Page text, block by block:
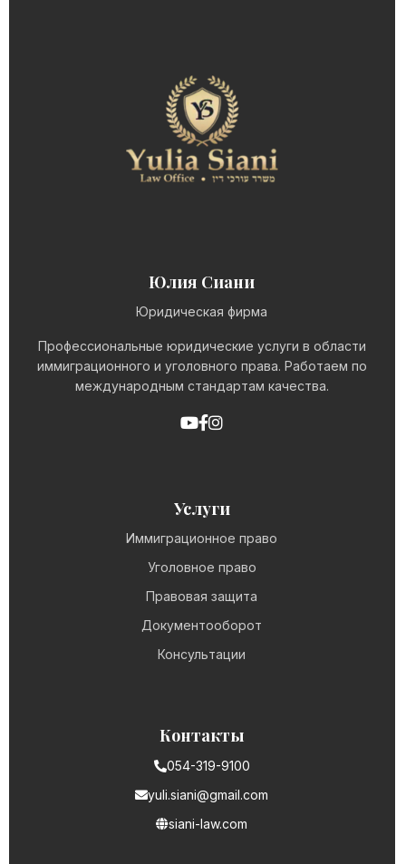
Юлия Сиани
Юридическая фирма
Профессиональные юридические услуги в области
иммиграционного и уголовного права. Работаем по
международным стандартам качества.
Услуги
Иммиграционное право
Уголовное право
Правовая защита
Документооборот
Консультации
Контакты
054-319-9100
yuli.siani@gmail.com
siani-law.com